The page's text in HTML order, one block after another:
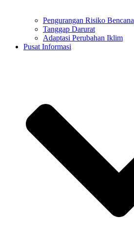
Pengurangan Risiko Bencana
Tanggap Darurat
Adaptasi Perubahan Iklim
Pusat Informasi